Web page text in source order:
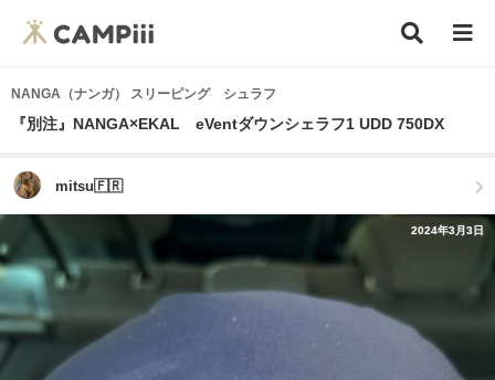
NANGA（ナンガ） スリーピング シュラフ
『別注』NANGA×EKAL eVentダウンシェラフ1 UDD 750DX
mitsu🇫🇷
2024年3月3日